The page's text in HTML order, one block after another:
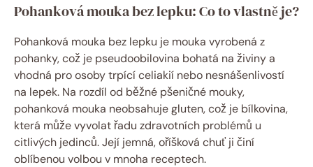
Pohanková mouka bez lepku: Co to‌ vlastně je?
Pohanková mouka‍ bez‌ lepku je mouka vyrobená z
pohanky, což je pseudoobilovina bohatá na živiny a
vhodná pro osoby ⁤trpící celiakií nebo nesnášenlivostí
na lepek. Na rozdíl od ‌běžné pšeničné mouky,
pohanková mouka neobsahuje gluten,⁤ což je bílkovina,
⁤která může vyvolat řadu zdravotních problémů u
citlivých jedinců. Její jemná,⁣ oříšková chuť ji činí
oblíbenou volbou⁢ v mnoha receptech.